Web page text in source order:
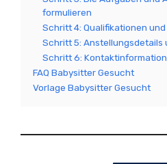
formulieren
Schritt 4: Qualifikationen
Schritt 5: Anstellungsdetails
Schritt 6:
FAQ Babysitter Gesucht
Vorlage Babysitter Gesucht